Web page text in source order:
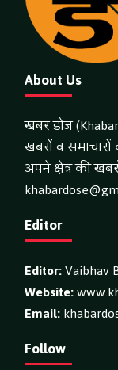
About Us
खबर डोज
खबरों व
अपने क्षेत्र की
Editor
Editor:Vaibhav
Website:
Email:
Follow